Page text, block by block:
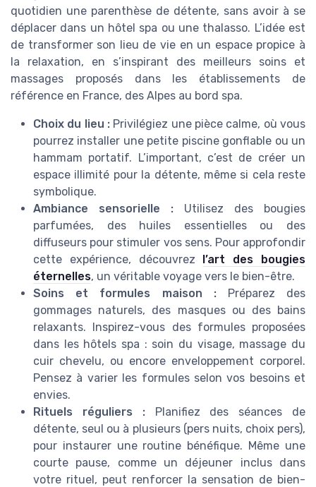
quotidien une parenthèse de détente, sans avoir à se
déplacer dans un hôtel spa ou une thalasso. L’idée est
de transformer son lieu de vie en un espace propice à
la relaxation, en s’inspirant des meilleurs soins et
massages proposés dans les établissements de
référence en France, des Alpes au bord spa.
Choix du lieu : Privilégiez une pièce calme, où vous
pourrez installer une petite piscine gonflable ou un
hammam portatif. L’important, c’est de créer un
espace illimité pour la détente, même si cela reste
symbolique.
Ambiance sensorielle : Utilisez des bougies
parfumées, des huiles essentielles ou des
diffuseurs pour stimuler vos sens. Pour approfondir
cette expérience, découvrez l’art des bougies
éternelles, un véritable voyage vers le bien-être.
Soins et formules maison :Préparez des
gommages naturels, des masques ou des bains
relaxants. Inspirez-vous des formules proposées
dans les hôtels spa : soin du visage, massage du
cuir chevelu, ou encore enveloppement corporel.
Pensez à varier les formules selon vos besoins et
envies.
Rituels réguliers :Planifiez des séances de
détente, seul ou à plusieurs (pers nuits, choix pers),
pour instaurer une routine bénéfique. Même une
courte pause, comme un déjeuner inclus dans
votre rituel, peut renforcer la sensation de bien-